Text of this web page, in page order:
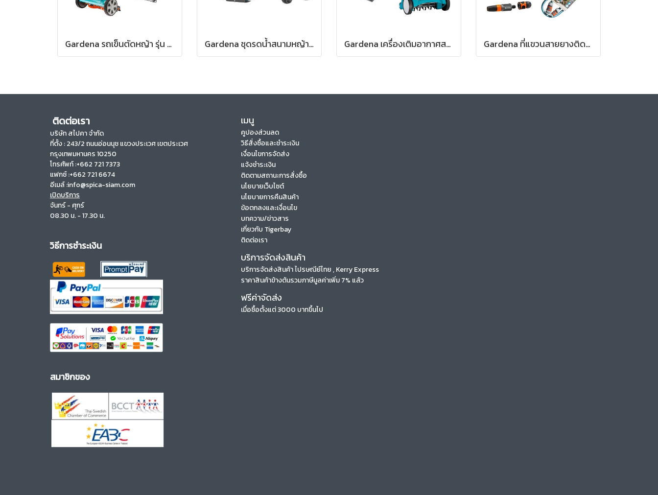
Gardena รถเข็นตัดหญ้า รุ่น 400 พร้อมกล่องเก็บหญ้า(04018-20+04029-20) Gardena ชุดรดน้ำสนามหญ้า Basic Set + สายยางรุ่น Classic (1/2”), 18 เมตร (18002-20+18295-20) Gardena เครื่องเติมอากาศสนามหญ้าพร้อมกล่องเก็บหญ้า EVC1000 (04068-20,04065-20) Gardena ที่แขวนสายยางติดผนังแบบหมุนเก็บพร้อมสายยาง Classic (1/2″), 18 ม.+ชุดสายยางพร้อมข้อต่อ ยาว 1.5 เมตร+ชุดหัวฉีดน้ำพร้อมข้อต่อน้ำ (2650-20,18002-20,18011-20,18295-20)
ติดต่อเรา
บริษัท สไปคา จำกัด
ที่ตั้ง :243/2 ถนนอ่อนนุช แขวงประเวศ เขตประเวศ
กรุงเทพมหานคร 10250
โทรศัพท์ :+662 721 7373
แฟกซ์ :+662 721 6674
อีเมล์ :info@spica-siam.com
เปิดบริการ
จันทร์ - ศุกร์
08.30 น. - 17.30 น.
วิธีการชำระเงิน
สมาชิกของ
เมนู
คูปองส่วนลด
วิธีสั่งซื้อและชำระเงิน
เงื่อนไขการจัดส่ง
แจ้งชำระเงิน
ติดตามสถานะการสั่งซื้อ
นโยบายเว็บไซต์
นโยบายการคืนสินค้า
ข้อตกลงและเงื่อนไข
บทความ/ข่าวสาร
เกี่ยวกับ Tigerbay
ติดต่อเรา
บริการจัดส่งสินค้า
บริการจัดส่งสินค้า ไปรษณีย์ไทย , Kerry Express
ราคาสินค้าข้างต้นรวมภาษีมูลค่าเพิ่ม 7% แล้ว
ฟรีค่าจัดส่ง
เมื่อซื้อตั้งแต่ 3000 บาทขึ้นไป